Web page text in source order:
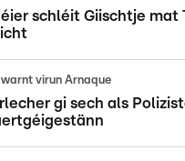
schléit Giischtje mat
warnt virun Arnaque
gi sech als